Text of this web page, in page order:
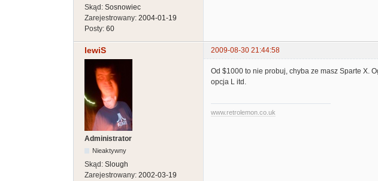
Skąd: Sosnowiec
Zarejestrowany: 2004-01-19
Posty: 60
lewiS 2009-08-30 21:44:58
Administrator
Nieaktywny
Skąd: Slough
Zarejestrowany: 2002-03-19
Od $1000 to nie probuj, chyba ze masz Sparte X.
opcja L itd.
www.retrolemon.co.uk